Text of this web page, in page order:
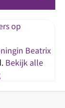
Beatrix
Bekijk alle